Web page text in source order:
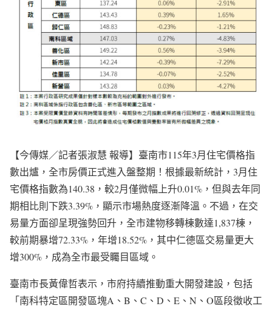
【今傳媒／記者張淑慧 報導】臺南市115年3月住宅價格指
數出爐，全市房價正式進入盤整期！根據最新統計，3月住
宅價格指數為140.38，較2月僅微幅上升0.01%，但與去年同
期相比則下跌3.39%，顯示市場熱度逐漸降溫。不過，在交
易量方面卻呈現強勢回升，全市建物移轉棟數達1,837棟，
較前期暴增72.33%，年增18.52%，其中仁德區交易量更大
增300%，成為全市最受矚目區域。
臺南市長黃偉哲表示，市府持續推動重大開發建設，包括
「南科特定區開發區塊A、B、C、D、E、N、O區段徵收工